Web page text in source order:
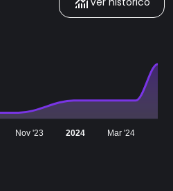
Nov '23 2024 Mar '24